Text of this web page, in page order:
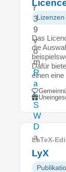
r
3
9
v
o
m
R
a
t
S
W
D
a
k
k
Lizenzen
Das
die
Dafür
einen
LaTeX-
LyX